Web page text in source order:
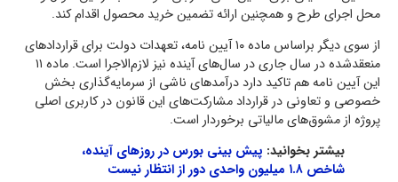
محل اجرای طرح و همچنین ارائه تضمین خرید محصول اقدام کند.
از سوی دیگر براساس ماده ۱۰ آیین نامه، تعهدات دولت برای قراردادهای
منعقدشده در سال جاری در سال‌های آینده نیز لازم‌الاجرا است. ماده ۱۱
این آیین نامه هم تاکید دارد درآمدهای ناشی از سرمایه‌گذاری بخش
خصوصی و تعاونی در قرارداد مشارکت‌های این قانون در کاربری اصلی
پروژه از مشوق‌های مالیاتی برخوردار است.
بیشتر بخوانید: پیش بینی بورس در روزهای آینده،
شاخص ۱.۸ میلیون واحدی دور از انتظار نیست